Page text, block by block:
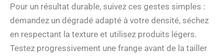
Pour un résultat durable, suivez ces gestes simples :
demandez un dégradé adapté à votre densité, séchez
en respectant la texture et utilisez produits légers.
Testez progressivement une frange avant de la tailler